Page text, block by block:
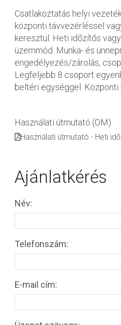
Csatlakoztatás helyi
központi távvezérléssel
keresztül. Heti időzítős
üzemmód. Munka- és
engedélyezés/zárolás,
Legfeljebb 8 csoport
beltéri egységgel. Központi
Használati útmutató (OM)
Használati útmutató - Heti
Ajánlatkérés
Név:
Telefonszám:
E-mail cím: